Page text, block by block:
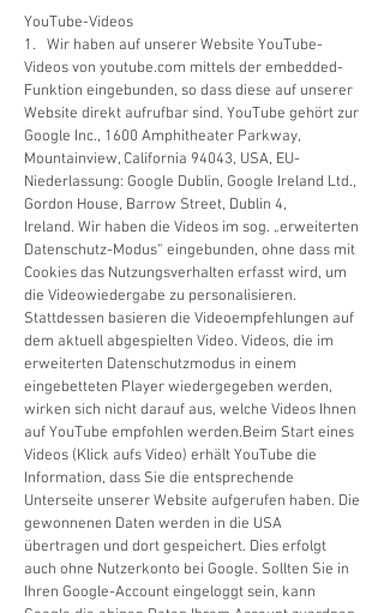
YouTube-Videos
1. Wir haben auf unserer Website YouTube-
Videos von youtube.com mittels der embedded-
Funktion eingebunden, so dass diese auf unserer
Website direkt aufrufbar sind. YouTube gehört zur
Google Inc., 1600 Amphitheater Parkway,
Mountainview, California 94043, USA, EU-
Niederlassung: Google Dublin, Google Ireland Ltd.,
Gordon House, Barrow Street, Dublin 4,
Ireland. Wir haben die Videos im sog. „erweiterten
Datenschutz-Modus“ eingebunden, ohne dass mit
Cookies das Nutzungsverhalten erfasst wird, um
die Videowiedergabe zu personalisieren.
Stattdessen basieren die Videoempfehlungen auf
dem aktuell abgespielten Video. Videos, die im
erweiterten Datenschutzmodus in einem
eingebetteten Player wiedergegeben werden,
wirken sich nicht darauf aus, welche Videos Ihnen
auf YouTube empfohlen werden.Beim Start eines
Videos (Klick aufs Video) erhält YouTube die
Information, dass Sie die entsprechende
Unterseite unserer Website aufgerufen haben. Die
gewonnenen Daten werden in die USA
übertragen und dort gespeichert. Dies erfolgt
auch ohne Nutzerkonto bei Google. Sollten Sie in
Ihren Google-Account eingeloggt sein, kann